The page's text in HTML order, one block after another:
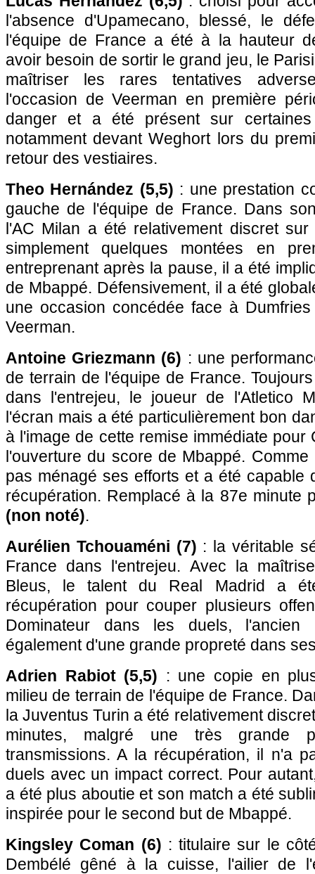
l'absence d'Upamecano, blessé, le
l'équipe de France a été à la hauteur
avoir besoin de sortir le grand jeu, le
maîtriser les rares tentatives
l'occasion de Veerman en première
danger et a été présent sur certaines
notamment devant Weghort lors du
retour des vestiaires.
Theo Hernández (5,5) : une prestation
gauche de l'équipe de France. Dans
l'AC Milan a été relativement discret
simplement quelques montées en
entreprenant après la pause, il a été
de Mbappé. Défensivement, il a été
une occasion concédée face à
Veerman.
Antoine Griezmann (6) : une
de terrain de l'équipe de France.
dans l'entrejeu, le joueur de l'Atletico
l'écran mais a été particulièrement bon
à l'image de cette remise immédiate pour
l'ouverture du score de Mbappé.
pas ménagé ses efforts et a été capable
récupération. Remplacé à la 87e minute
(non noté).
Aurélien Tchouaméni (7) : la véritable
France dans l'entrejeu. Avec la
Bleus, le talent du Real Madrid a
récupération pour couper plusieurs
Dominateur dans les duels, l'ancien
également d'une grande propreté dans
Adrien Rabiot (5,5) : une copie en
milieu de terrain de l'équipe de France.
la Juventus Turin a été relativement
minutes, malgré une très grande
transmissions. A la récupération, il n'a
duels avec un impact correct. Pour
a été plus aboutie et son match a été
inspirée pour le second but de Mbappé.
Kingsley Coman (6) : titulaire sur le
Dembélé gêné à la cuisse, l'ailier de